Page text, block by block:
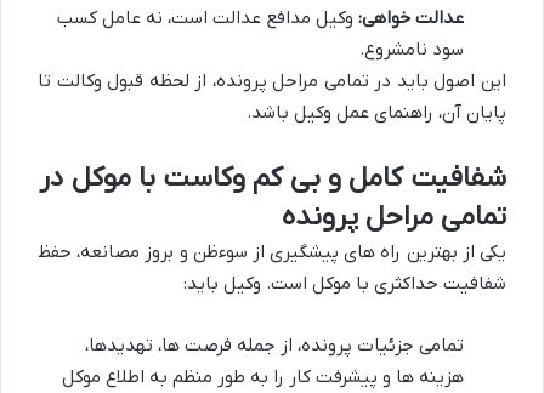
عدالت خواهی: وکیل مدافع عدالت است، نه عامل کسب
سود نامشروع.
این اصول باید در تمامی مراحل پرونده، از لحظه قبول وکالت تا
پایان آن، راهنمای عمل وکیل باشد.
شفافیت کامل و بی کم وکاست با موکل در
تمامی مراحل پرونده
یکی از بهترین راه های پیشگیری از سوءظن و بروز مصانعه، حفظ
شفافیت حداکثری با موکل است. وکیل باید:
تمامی جزئیات پرونده، از جمله فرصت ها، تهدیدها،
هزینه ها و پیشرفت کار را به طور منظم به اطلاع موکل